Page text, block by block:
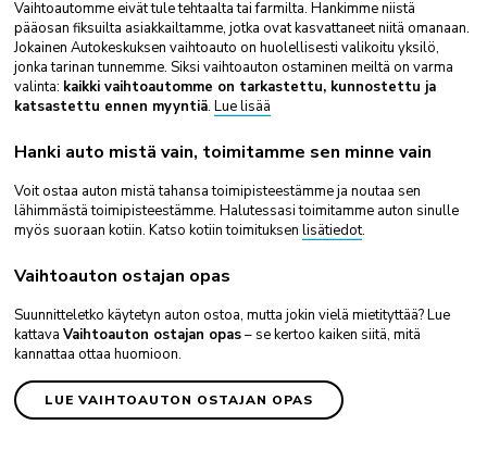
Vaihtoautomme eivät tule tehtaalta tai farmilta. Hankimme niistä
pääosan fiksuilta asiakkailtamme, jotka ovat kasvattaneet niitä omanaan.
Jokainen Autokeskuksen vaihtoauto on huolellisesti valikoitu yksilö,
jonka tarinan tunnemme. Siksi vaihtoauton ostaminen meiltä on varma
valinta: kaikki vaihtoautomme on tarkastettu, kunnostettu ja
katsastettu ennen myyntiä. Lue lisää
Hanki auto mistä vain, toimitamme sen minne vain
Voit ostaa auton mistä tahansa toimipisteestämme ja noutaa sen
lähimmästä toimipisteestämme. Halutessasi toimitamme auton sinulle
myös suoraan kotiin. Katso kotiin toimituksen lisätiedot.
Vaihtoauton ostajan opas
Suunnitteletko käytetyn auton ostoa, mutta jokin vielä mietityttää? Lue
kattava Vaihtoauton ostajan opas– se kertoo kaiken siitä, mitä
kannattaa ottaa huomioon.
LUE VAIHTOAUTON OSTAJAN OPAS